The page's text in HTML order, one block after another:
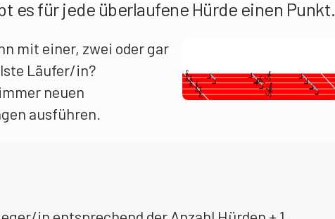
es für jede überlaufene Hürde einen Punkt.
mit einer, zwei oder gar
Läufer/in?
neuen
ausführen.